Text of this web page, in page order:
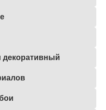
декоративный